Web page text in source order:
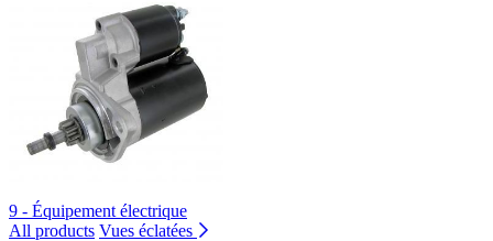
9 - Équipement électrique
All products Vues éclatées